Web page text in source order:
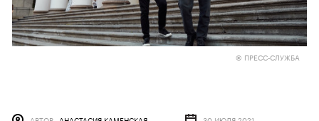
© ПРЕСС-СЛУЖБА